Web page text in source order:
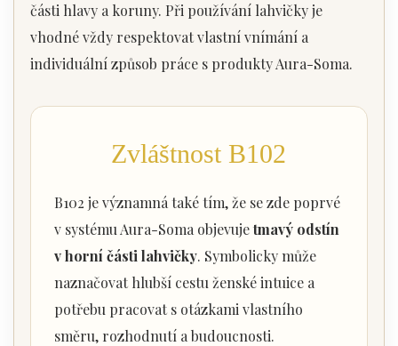
části hlavy a koruny. Při používání lahvičky je
vhodné vždy respektovat vlastní vnímání a
individuální způsob práce s produkty Aura-Soma.
Zvláštnost B102
B102 je významná také tím, že se zde poprvé
v systému Aura-Soma objevujetmavý odstín
v horní části lahvičky. Symbolicky může
naznačovat hlubší cestu ženské intuice a
potřebu pracovat s otázkami vlastního
směru, rozhodnutí a budoucnosti.